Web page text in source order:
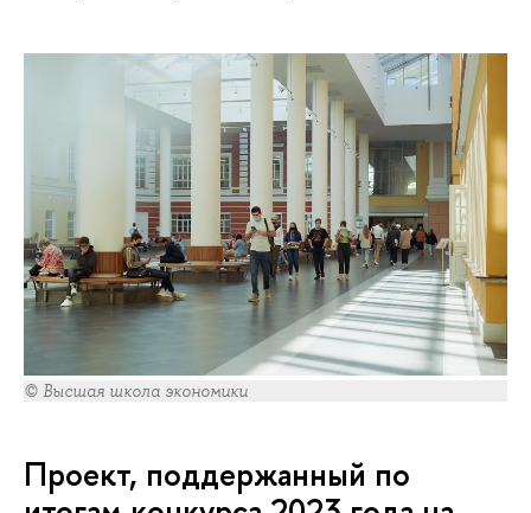
© Высшая школа экономики
Проект, поддержанный по